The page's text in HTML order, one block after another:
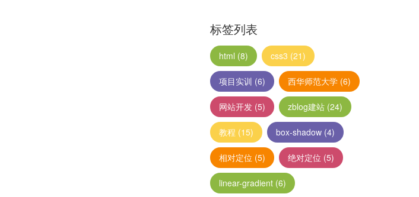
标签列表
html (8) css3 (21)
项目实训 (6) 西华师范大学 (6)
网站开发 (5) zblog建站 (24)
教程 (15) box-shadow (4)
相对定位 (5) 绝对定位 (5)
linear-gradient (6)